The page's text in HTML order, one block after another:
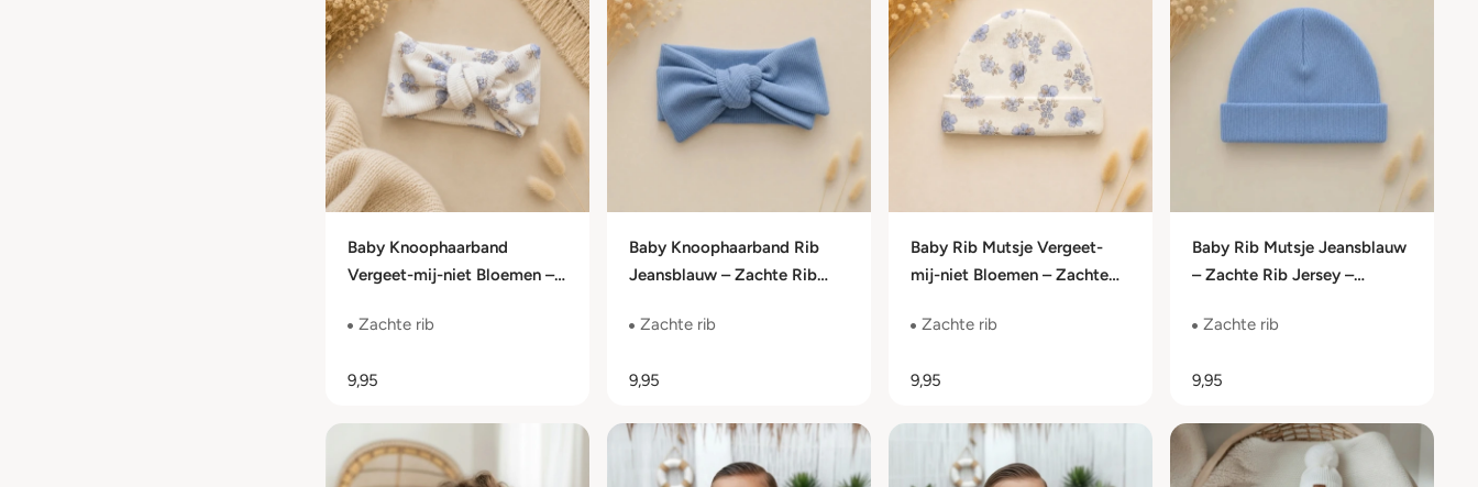
Baby Knoophaarband
Vergeet-mij-niet Bloemen –
Maanden
Zachte rib
9,95
Baby Knoophaarband Rib
Jeansblauw – Zachte Rib
Zachte rib
9,95
Baby Rib Mutsje Vergeet-
mij-niet Bloemen – Zachte
Maanden
Zachte rib
9,95
Baby Rib Mutsje Jeansblauw
– Zachte Rib Jersey –
Zachte rib
9,95